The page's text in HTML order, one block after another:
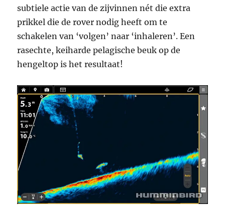
subtiele actie van de zijvinnen nét die extra
prikkel die de rover nodig heeft om te
schakelen van ‘volgen’ naar ‘inhaleren’. Een
rasechte, keiharde pelagische beuk op de
hengeltop is het resultaat!